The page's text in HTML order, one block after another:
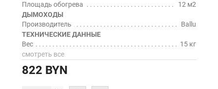
Площадь обогрева
12 м2
ДЫМОХОДЫ
Производитель
Ballu
ТЕХНИЧЕСКИЕ ДАННЫЕ
Вес
15 кг
смотреть все
822 BYN